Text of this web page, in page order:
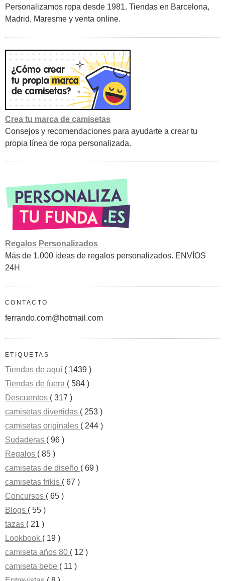
Personalizamos ropa desde 1981. Tiendas en Barcelona,
Madrid, Maresme y venta online.
Crea tu marca de camisetas
Consejos y recomendaciones para ayudarte a crear tu
propia línea de ropa personalizada.
Regalos Personalizados
Más de 1.000 ideas de regalos personalizados. ENVÍOS
24H
CONTACTO
ferrando.com@hotmail.com
ETIQUETAS
Tiendas de aquí ( 1439 )
Tiendas de fuera ( 584 )
Descuentos ( 317 )
camisetas divertidas ( 253 )
camisetas originales ( 244 )
Sudaderas ( 96 )
Regalos ( 85 )
camisetas de diseño ( 69 )
camisetas frikis ( 67 )
Concursos ( 65 )
Blogs ( 55 )
tazas ( 21 )
Lookbook ( 19 )
camiseta años 80 ( 12 )
camiseta bebe ( 11 )